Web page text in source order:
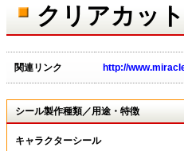
クリアカッ
関連リンク http://
シール製作種類／用途・特徴
キャラクターシール